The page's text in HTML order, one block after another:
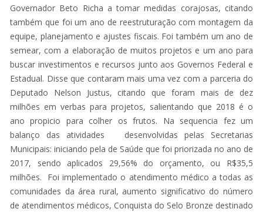
Governador Beto Richa a tomar medidas corajosas, citando
também que foi um ano de reestruturação com montagem da
equipe, planejamento e ajustes fiscais. Foi também um ano de
semear, com a elaboração de muitos projetos e um ano para
buscar investimentos e recursos junto aos Governos Federal e
Estadual. Disse que contaram mais uma vez com a parceria do
Deputado Nelson Justus, citando que foram mais de dez
milhões em verbas para projetos, salientando que 2018 é o
ano propicio para colher os frutos. Na sequencia fez um
balanço das atividades desenvolvidas pelas Secretarias
Municipais: iniciando pela de Saúde que foi priorizada no ano de
2017, sendo aplicados 29,56% do orçamento, ou R$35,5
milhões. Foi implementado o atendimento médico a todas as
comunidades da área rural, aumento significativo do número
de atendimentos médicos, Conquista do Selo Bronze destinado